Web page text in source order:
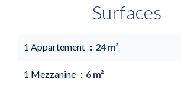
Surfaces
1 Appartement 24 m²
1 Mezzanine 6 m²